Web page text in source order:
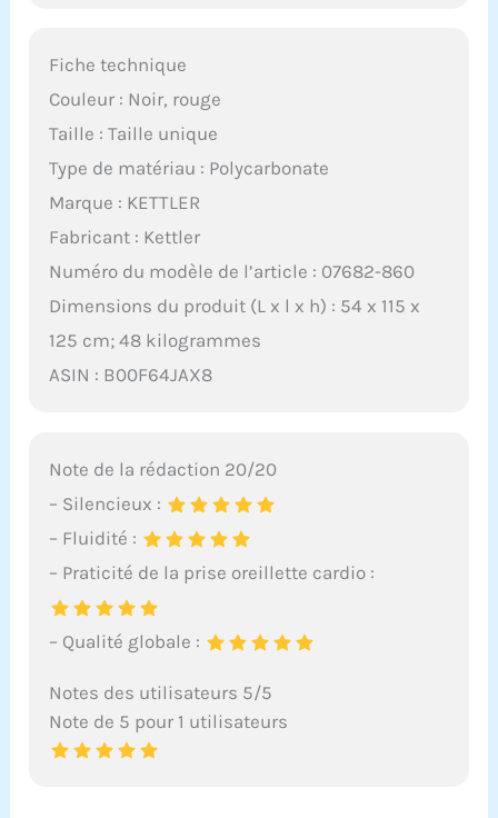
Fiche technique
Couleur : Noir, rouge
Taille : Taille unique
Type de matériau : Polycarbonate
Marque : KETTLER
Fabricant : Kettler
Numéro du modèle de l’article : 07682-860
Dimensions du produit (L x l x h) : 54 x 115 x
125 cm; 48 kilogrammes
ASIN : B00F64JAX8
Note de la rédaction 20/20
– Silencieux :
– Fluidité :
– Praticité de la prise oreillette cardio :
– Qualité globale :
Notes des utilisateurs 5/5
Note de 5 pour 1 utilisateurs